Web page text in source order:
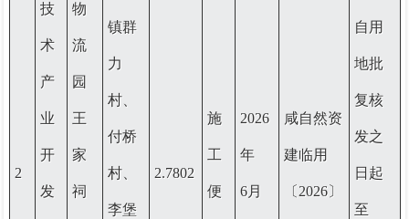
2
技
术
产
业
开
发
物
流
园
王
家
祠
镇群
力
村、
付桥
村、
李堡
2.7802
施
工
便
2026
年
6月
咸自然资
建临用
〔2026〕
自用
地批
复核
发之
日起
至